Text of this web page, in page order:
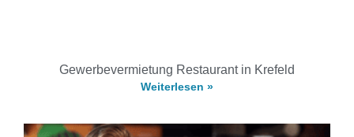
Gewerbevermietung Restaurant in Krefeld
Weiterlesen »